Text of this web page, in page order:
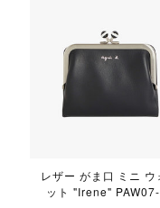
レザー がま口 ミニ ウ
ット "Irene"